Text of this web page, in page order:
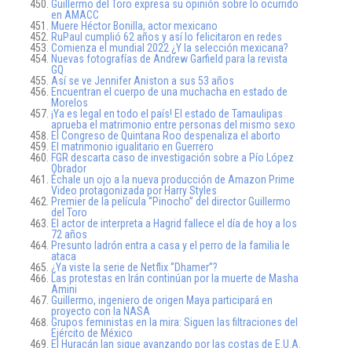
Guillermo del Toro expresa su opinión sobre lo ocurrido
en AMACC
Muere Héctor Bonilla, actor mexicano
RuPaul cumplió 62 años y así lo felicitaron en redes
Comienza el mundial 2022 ¿Y la selección mexicana?
Nuevas fotografías de Andrew Garfield para la revista
GQ
Así se ve Jennifer Aniston a sus 53 años
Encuentran el cuerpo de una muchacha en estado de
Morelos
¡Ya es legal en todo el país! El estado de Tamaulipas
aprueba el matrimonio entre personas del mismo sexo
El Congreso de Quintana Roo despenaliza el aborto
El matrimonio igualitario en Guerrero
FGR descarta caso de investigación sobre a Pío López
Obrador
Échale un ojo a la nueva producción de Amazon Prime
Video protagonizada por Harry Styles
Premier de la película ‘’Pinocho’’ del director Guillermo
del Toro
El actor de interpreta a Hagrid fallece el día de hoy a los
72 años
Presunto ladrón entra a casa y el perro de la familia le
ataca
¿Ya viste la serie de Netflix ‘’Dhamer’’?
Las protestas en Irán continúan por la muerte de Masha
Amini
Guillermo, ingeniero de origen Maya participará en
proyecto con la NASA
Grupos feministas en la mira: Siguen las filtraciones del
Ejército de México
El Huracán Ian sigue avanzando por las costas de E.U.A.